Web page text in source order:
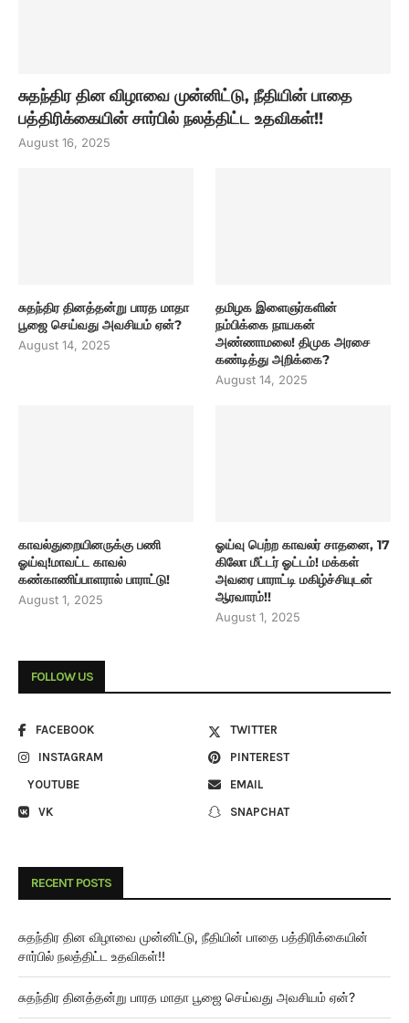
சுதந்திர தின விழாவை முன்னிட்டு, நீதியின் பாதை
பத்திரிக்கையின் சார்பில் நலத்திட்ட உதவிகள்!!
August 16, 2025
சுதந்திர தினத்தன்று பாரத மாதா
பூஜை செய்வது அவசியம் ஏன்?
August 14, 2025
தமிழக இளைஞர்களின்
நம்பிக்கை நாயகன்
அண்ணாமலை! திமுக அரசை
கண்டித்து அறிக்கை?
August 14, 2025
காவல்துறையினருக்கு பணி
ஓய்வு!மாவட்ட காவல்
கண்காணிப்பாளரால் பாராட்டு!
August 1, 2025
ஓய்வு பெற்ற காவலர் சாதனை, 17
கிலோ மீட்டர் ஓட்டம்! மக்கள்
அவரை பாராட்டி மகிழ்ச்சியுடன்
ஆரவாரம்!!
August 1, 2025
FOLLOW US
FACEBOOK
TWITTER
INSTAGRAM
PINTEREST
YOUTUBE
EMAIL
VK
SNAPCHAT
RECENT POSTS
சுதந்திர தின விழாவை முன்னிட்டு, நீதியின் பாதை பத்திரிக்கையின்
சார்பில் நலத்திட்ட உதவிகள்!!
சுதந்திர தினத்தன்று பாரத மாதா பூஜை செய்வது அவசியம் ஏன்?